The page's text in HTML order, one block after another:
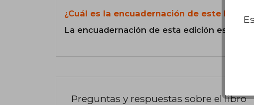
¿Cuál es la encuadernación de este libro?
La encuadernación de esta edición es Tapa
Preguntas y respuestas sobre el libro